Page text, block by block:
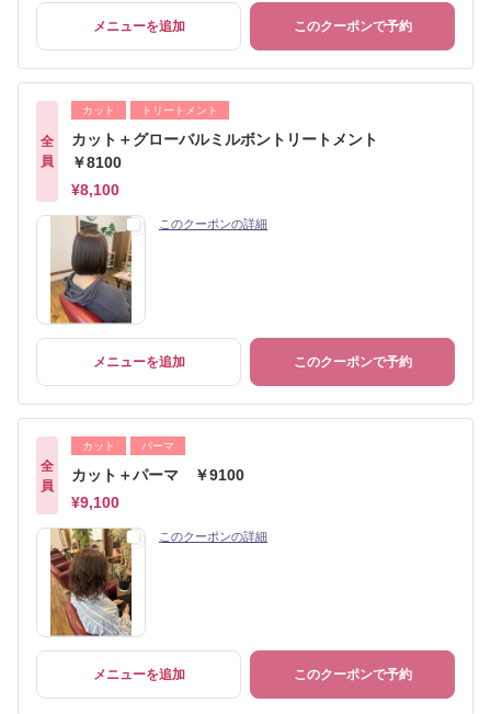
メニューを追加 このクーポンで予約
全
員
カット トリートメント
カット＋グローバルミルボントリートメント
￥8100
¥8,100
このクーポンの詳細
メニューを追加 このクーポンで予約
全
員
カット パーマ
カット＋パーマ ￥9100
¥9,100
このクーポンの詳細
メニューを追加 このクーポンで予約